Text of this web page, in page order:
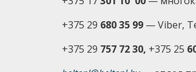
+375 29 680 35 99 — Viber,
+375 29 757 72 30, +375 25